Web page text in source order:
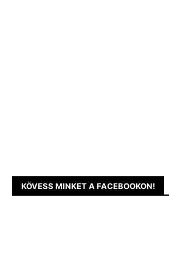
KÖVESS MINKET A FACEBOOKON!